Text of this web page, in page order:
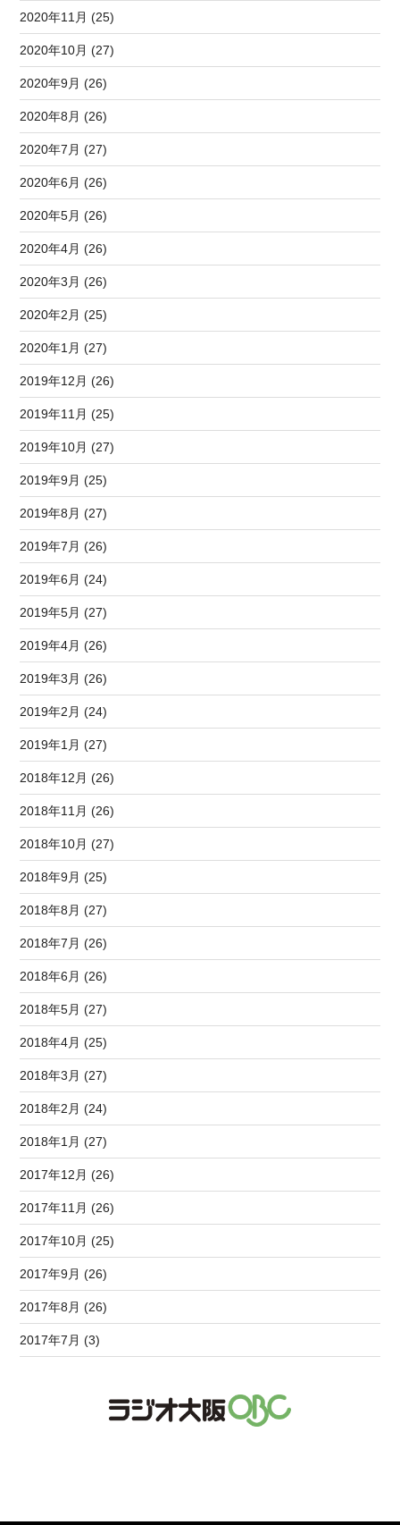
2020年11月 (25)
2020年10月 (27)
2020年9月 (26)
2020年8月 (26)
2020年7月 (27)
2020年6月 (26)
2020年5月 (26)
2020年4月 (26)
2020年3月 (26)
2020年2月 (25)
2020年1月 (27)
2019年12月 (26)
2019年11月 (25)
2019年10月 (27)
2019年9月 (25)
2019年8月 (27)
2019年7月 (26)
2019年6月 (24)
2019年5月 (27)
2019年4月 (26)
2019年3月 (26)
2019年2月 (24)
2019年1月 (27)
2018年12月 (26)
2018年11月 (26)
2018年10月 (27)
2018年9月 (25)
2018年8月 (27)
2018年7月 (26)
2018年6月 (26)
2018年5月 (27)
2018年4月 (25)
2018年3月 (27)
2018年2月 (24)
2018年1月 (27)
2017年12月 (26)
2017年11月 (26)
2017年10月 (25)
2017年9月 (26)
2017年8月 (26)
2017年7月 (3)